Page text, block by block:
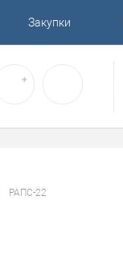
Закупки
✚
РАПС-22